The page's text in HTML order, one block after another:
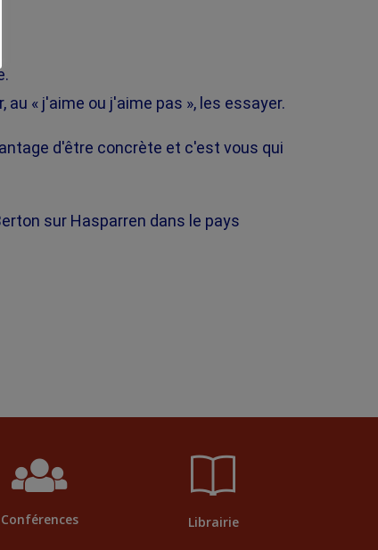
au « j'aime ou j'aime pas », les essayer.
d'être concrète et c'est vous qui
sur Hasparren dans le pays
Conférences Librairie